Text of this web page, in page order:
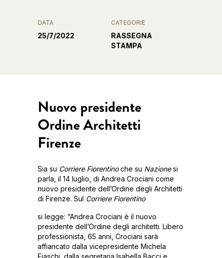
DATA
25/7/2022
CATEGORIE
RASSEGNA
STAMPA
Nuovo presidente
Ordine Architetti
Firenze
Sia su Corriere Fiorentinoche su Nazionesi
parla, il 14 luglio, di Andrea Crociani come
nuovo presidente dell’Ordine degli Architetti
di Firenze. Sul Corriere Fiorentino
si legge: “Andrea Crociani è il nuovo
presidente dell’Ordine degli architetti. Libero
professionista, 65 anni, Crociani sarà
affiancato dalla vicepresidente Michela
Fiaschi, dalla segretaria Isabella Bacci e